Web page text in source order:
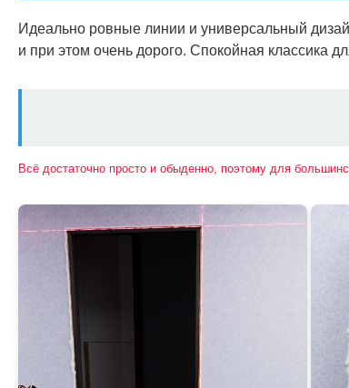
Идеально ровные линии и универсальный
и при этом очень дорого. Спокойная классика
Всё достаточно просто и обыденно, поэтому для